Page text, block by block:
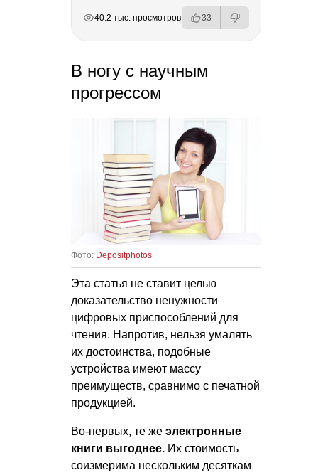
40.2 тыс. просмотров 33
В ногу с научным
прогрессом
Фото: Depositphotos
Эта статья не ставит целью
доказательство ненужности
цифровых приспособлений для
чтения. Напротив, нельзя умалять
их достоинства, подобные
устройства имеют массу
преимуществ, сравнимо с печатной
продукцией.
Во-первых, те же электронные
книги выгоднее. Их стоимость
соизмерима нескольким десяткам